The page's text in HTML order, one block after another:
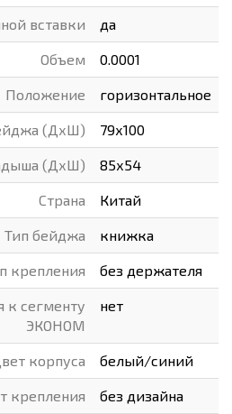
вставки да
Объем 0.0001
Положение горизонтальное
(ДхШ) 79х100
(ДхШ) 85х54
Страна Китай
Тип бейджа книжка
крепления без держателя
к сегменту
ЭКОНОМ
нет
корпуса белый/синий
крепления без дизайна